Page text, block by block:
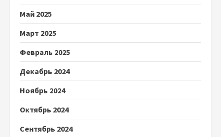
Май 2025
Март 2025
Февраль 2025
Декабрь 2024
Ноябрь 2024
Октябрь 2024
Сентябрь 2024